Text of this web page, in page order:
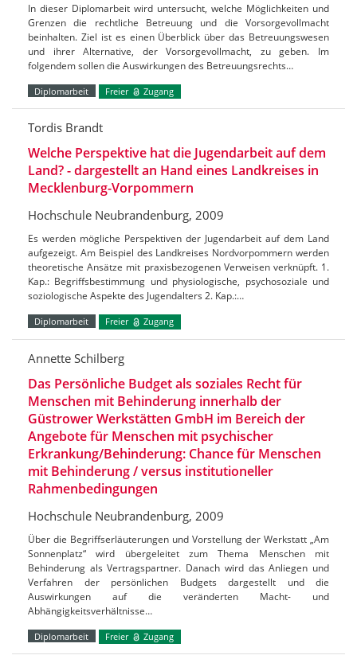
In dieser Diplomarbeit wird untersucht, welche Möglichkeiten und
Grenzen die rechtliche Betreuung und die Vorsorgevollmacht
beinhalten. Ziel ist es einen Überblick über das Betreuungswesen
und ihrer Alternative, der Vorsorgevollmacht, zu geben. Im
folgendem sollen die Auswirkungen des Betreuungsrechts…
Diplomarbeit Freier Zugang
Tordis Brandt
Welche Perspektive hat die Jugendarbeit auf dem
Land? - dargestellt an Hand eines Landkreises in
Mecklenburg-Vorpommern
Hochschule Neubrandenburg, 2009
Es werden mögliche Perspektiven der Jugendarbeit auf dem Land
aufgezeigt. Am Beispiel des Landkreises Nordvorpommern werden
theoretische Ansätze mit praxisbezogenen Verweisen verknüpft. 1.
Kap.: Begriffsbestimmung und physiologische, psychosoziale und
soziologische Aspekte des Jugendalters 2. Kap.:…
Diplomarbeit Freier Zugang
Annette Schilberg
Das Persönliche Budget als soziales Recht für
Menschen mit Behinderung innerhalb der
Güstrower Werkstätten GmbH im Bereich der
Angebote für Menschen mit psychischer
Erkrankung/Behinderung: Chance für Menschen
mit Behinderung / versus institutioneller
Rahmenbedingungen
Hochschule Neubrandenburg, 2009
Über die Begriffserläuterungen und Vorstellung der Werkstatt „Am
Sonnenplatz“ wird übergeleitet zum Thema Menschen mit
Behinderung als Vertragspartner. Danach wird das Anliegen und
Verfahren der persönlichen Budgets dargestellt und die
Auswirkungen auf die veränderten Macht- und
Abhängigkeitsverhältnisse…
Diplomarbeit Freier Zugang